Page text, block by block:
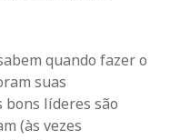
quando fazer o
suas
bons líderes são
(às vezes